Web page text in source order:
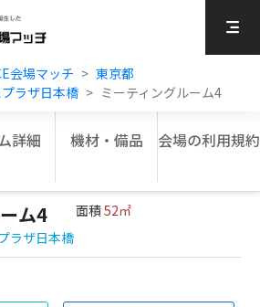
会場マッチ
東京都
ラザ日本橋
ミーティングルーム4
詳細 機材・備品 会場の利用規約
ム4 面積52㎡
ラザ日本橋